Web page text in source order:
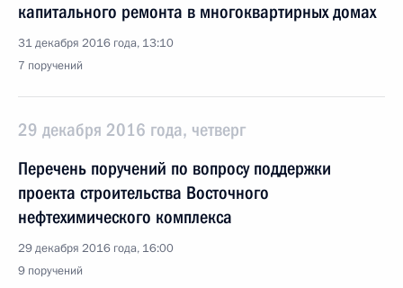
капитального ремонта в многоквартирных домах
31 декабря 2016 года, 13:10
7 поручений
29 декабря 2016 года, четверг
Перечень поручений по вопросу поддержки
проекта строительства Восточного
нефтехимического комплекса
29 декабря 2016 года, 16:00
9 поручений